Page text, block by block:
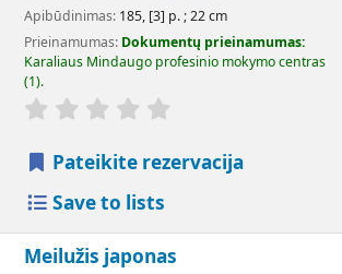
Apibūdinimas: 185, [3] p. ; 22 cm
Prieinamumas: Dokumentų prieinamumas:
Karaliaus Mindaugo profesinio mokymo centras
(1).
Pateikite rezervacija
Save to lists
Meilužis japonas